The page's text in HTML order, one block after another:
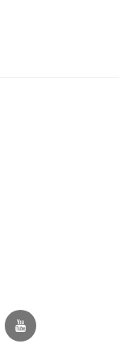
Youtube